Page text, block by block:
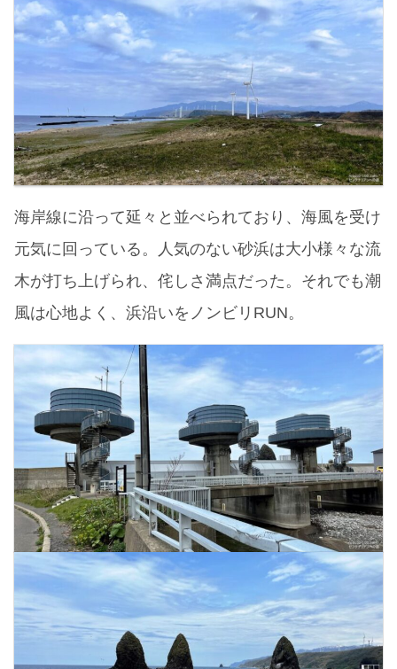
海岸線に沿って延々と並べられており、海風を受け
元気に回っている。人気のない砂浜は大小様々な流
木が打ち上げられ、侘しさ満点だった。それでも潮
風は心地よく、浜沿いをノンビリRUN。